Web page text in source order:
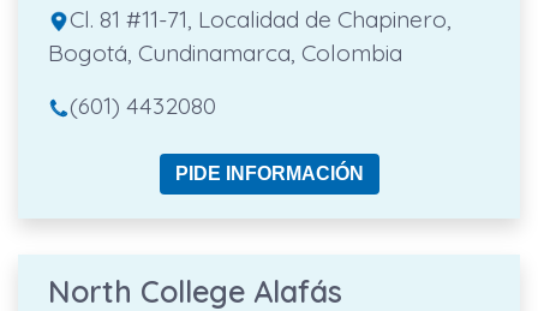
Cl. 81 #11-71, Localidad de Chapinero,
Bogotá, Cundinamarca, Colombia
(601) 4432080
PIDE INFORMACIÓN
North College Alafás